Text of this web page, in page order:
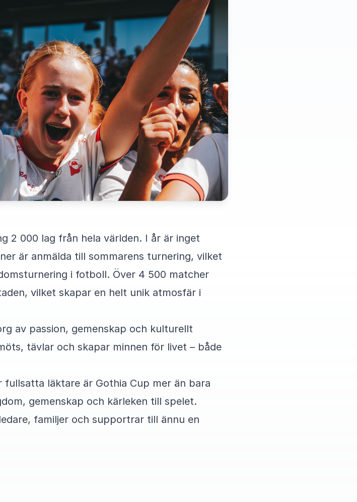
2 000 lag från hela världen. I år är inget
är anmälda till sommarens turnering, vilket
i fotboll. Över 4 500 matcher
vilket skapar en helt unik atmosfär i
av passion, gemenskap och kulturellt
tävlar och skapar minnen för livet – både
läktare är Gothia Cup mer än bara
gemenskap och kärleken till spelet.
familjer och supportrar till ännu en